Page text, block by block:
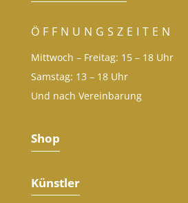
ÖFFNUNGSZEITEN
Mittwoch – Freitag: 15 – 18 Uhr
Samstag: 13 – 18 Uhr
Und nach Vereinbarung
Shop
Künstler